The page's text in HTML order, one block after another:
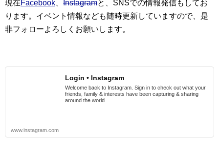
現在Facebook Instagramと、SNSでの情報発信もしてお
ります。イベント情報なども随時更新していますので、是
非フォローよろしくお願いします。
Login • Instagram
Welcome back to Instagram. Sign in to check out what your
friends, family & interests have been capturing & sharing
around the world.
www.instagram.com